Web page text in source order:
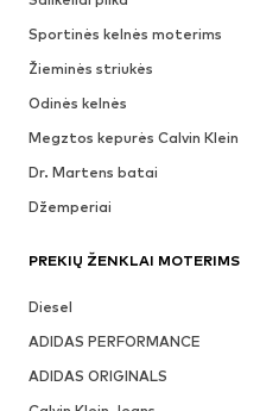
Sportinės kelnės moterims
Žieminės striukės
Odinės kelnės
Megztos kepurės Calvin Klein
Dr. Martens batai
Džemperiai
PREKIŲ ŽENKLAI MOTERIMS
Diesel
ADIDAS PERFORMANCE
ADIDAS ORIGINALS